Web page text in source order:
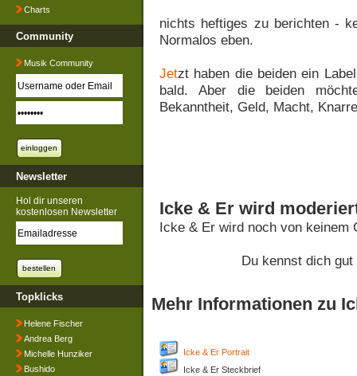
Charts
Community
Musik Community
Newsletter
Hol dir unseren
kostenlosen Newsletter
Topklicks
Helene Fischer
Andrea Berg
Michelle Hunziker
Bushido
nichts heftiges zu berichten -
Normalos eben.
Jetzt haben die beiden ein
bald. Aber die beiden
Bekanntheit, Geld, Macht,
Icke & Er wird
Icke & Er wird noch von keinem
Du kennst dich
Mehr Informationen zu
Icke & Er Portrait
Icke & Er Steckbrief